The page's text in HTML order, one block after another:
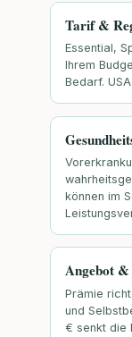
Tarif &
Essential,
Ihrem
Bedarf.
können im
Angebot
Prämie
und
€ senkt die